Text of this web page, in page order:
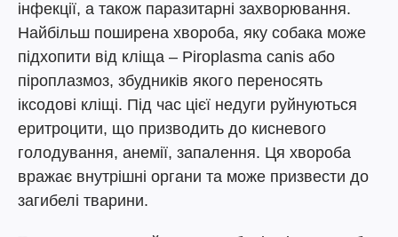
інфекції, а також паразитарні захворювання.
Найбільш поширена хвороба, яку собака може
підхопити від кліща – Piroplasma canis або
піроплазмоз, збудників якого переносять
іксодові кліщі. Під час цієї недуги руйнуються
еритроцити, що призводить до кисневого
голодування, анемії, запалення. Ця хвороба
вражає внутрішні органи та може призвести до
загибелі тварини.